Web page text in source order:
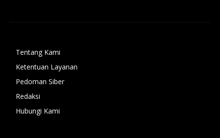
Tentang Kami
Ketentuan Layanan
Pedoman Siber
Redaksi
Hubungi Kami